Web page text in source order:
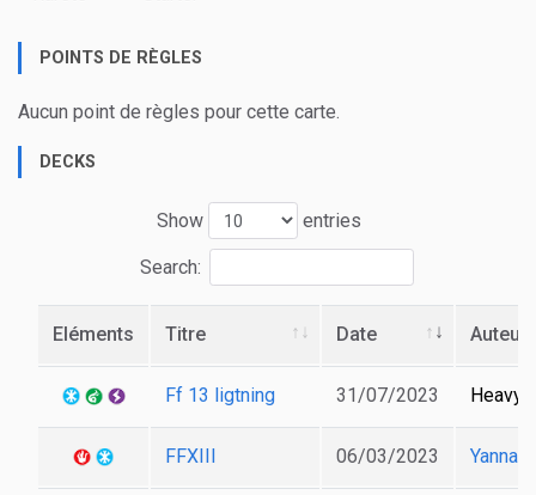
POINTS DE RÈGLES
Aucun point de règles pour cette carte.
DECKS
Show entries
Search:
Eléments Titre Date Auteur
Ff 13 ligtning 31/07/2023
FFXIII 06/03/2023